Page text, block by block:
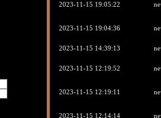
2023-11-15 19:05:22
2023-11-15 19:04:36
2023-11-15 14:39:13
2023-11-15 12:19:52
2023-11-15 12:19:11
2023-11-15 12:14:14